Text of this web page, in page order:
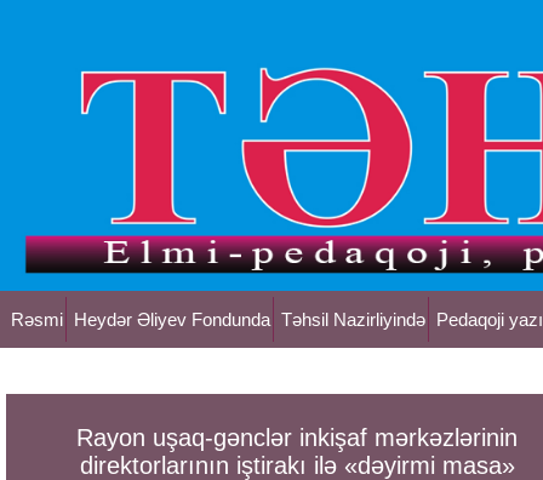
Rəsmi Heydər Əliyev Fondunda Təhsil Nazirliyində Pedaqoji
Rayon uşaq-gənclər inkişaf mərkəzlərinin
direktorlarının iştirakı ilə «dəyirmi masa»